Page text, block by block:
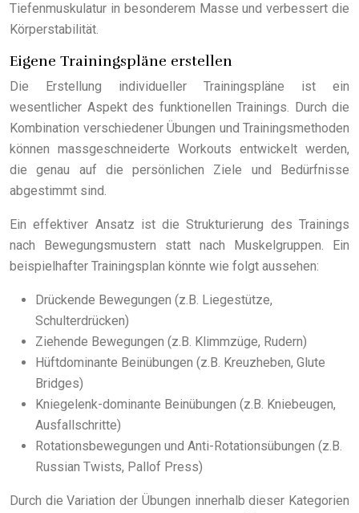
Tiefenmuskulatur in besonderem Masse und verbessert die
Körperstabilität.
Eigene Trainingspläne erstellen
Die Erstellung individueller Trainingspläne ist ein
wesentlicher Aspekt des funktionellen Trainings. Durch die
Kombination verschiedener Übungen und Trainingsmethoden
können massgeschneiderte Workouts entwickelt werden,
die genau auf die persönlichen Ziele und Bedürfnisse
abgestimmt sind.
Ein effektiver Ansatz ist die Strukturierung des Trainings
nach Bewegungsmustern statt nach Muskelgruppen. Ein
beispielhafter Trainingsplan könnte wie folgt aussehen:
Drückende Bewegungen (z.B. Liegestütze,
Schulterdrücken)
Ziehende Bewegungen (z.B. Klimmzüge, Rudern)
Hüftdominante Beinübungen (z.B. Kreuzheben, Glute
Bridges)
Kniegelenk-dominante Beinübungen (z.B. Kniebeugen,
Ausfallschritte)
Rotationsbewegungen und Anti-Rotationsübungen (z.B.
Russian Twists, Pallof Press)
Durch die Variation der Übungen innerhalb dieser Kategorien